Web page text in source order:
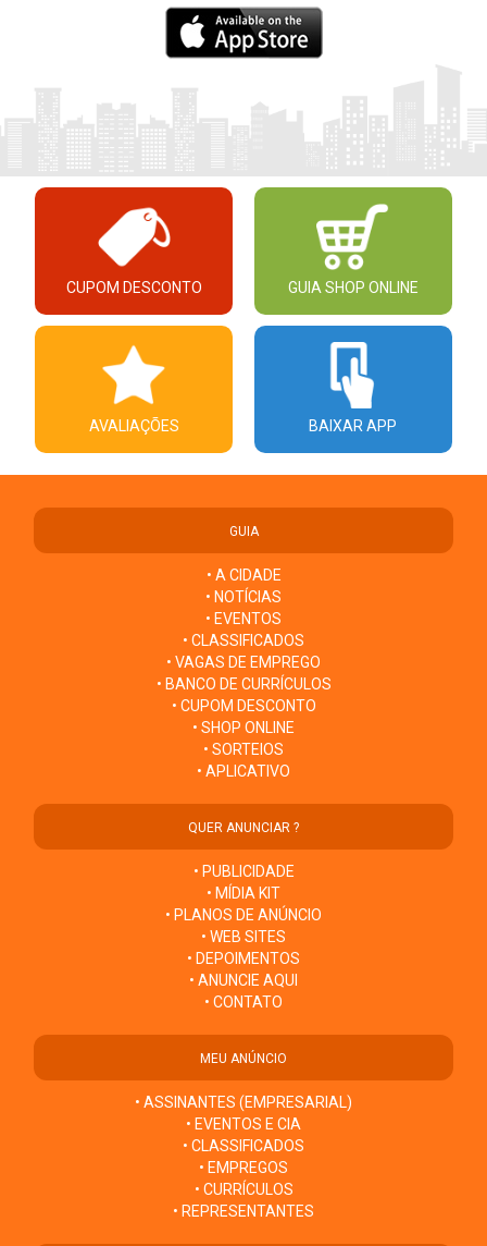
CUPOM DESCONTO GUIA SHOP ONLINE
AVALIAÇÕES BAIXAR APP
GUIA
• A CIDADE
• NOTÍCIAS
• EVENTOS
• CLASSIFICADOS
• VAGAS DE EMPREGO
• BANCO DE CURRÍCULOS
• CUPOM DESCONTO
• SHOP ONLINE
• SORTEIOS
• APLICATIVO
QUER ANUNCIAR ?
• PUBLICIDADE
• MÍDIA KIT
• PLANOS DE ANÚNCIO
• WEB SITES
• DEPOIMENTOS
• ANUNCIE AQUI
• CONTATO
MEU ANÚNCIO
• ASSINANTES (EMPRESARIAL)
• EVENTOS E CIA
• CLASSIFICADOS
• EMPREGOS
• CURRÍCULOS
• REPRESENTANTES